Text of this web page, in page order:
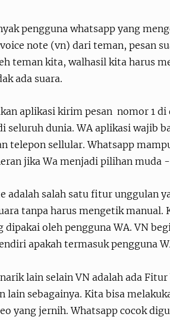
pengguna whatsapp yang
note (vn) dari teman, pesan
teman kita, walhasil kita harus
ada suara.
aplikasi kirim pesan nomor 1
seluruh dunia. WA aplikasi wajib
telepon sellular. Whatsapp
jika Wa menjadi pilihan muda
adalah salah satu fitur unggulan
tanpa harus mengetik
oleh pengguna WA. VN
apakah termasuk pengguna
lain selain VN adalah ada
lain sebagainya. Kita bisa
yang jernih. Whatsapp cocok